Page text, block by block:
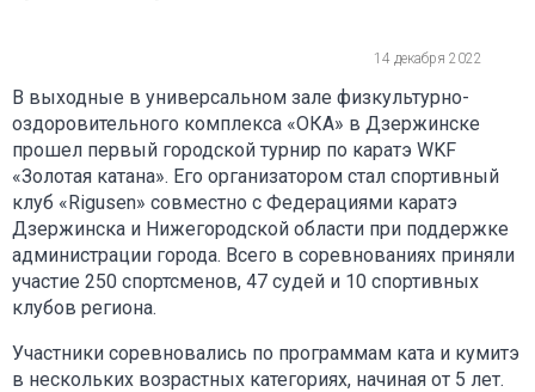
14 декабря 2022
В выходные в универсальном зале физкультурно-
оздоровительного комплекса «ОКА» в Дзержинске
прошел первый городской турнир по каратэ WKF
«Золотая катана». Его организатором стал спортивный
клуб «Rigusen» совместно с Федерациями каратэ
Дзержинска и Нижегородской области при поддержке
администрации города. Всего в соревнованиях приняли
участие 250 спортсменов, 47 судей и 10 спортивных
клубов региона.
Участники соревновались по программам ката и кумитэ
в нескольких возрастных категориях, начиная от 5 лет.